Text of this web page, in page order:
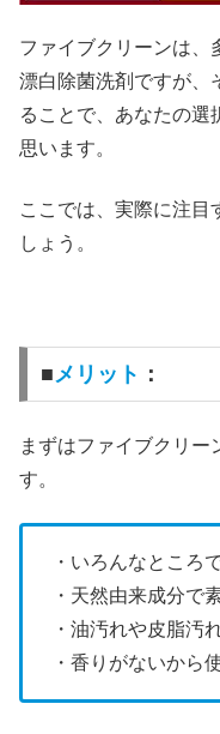
ファイブクリーンは、
漂白除菌洗剤ですが、
ることで、あなたの選
思います。
ここでは、実際に注目
しょう。
■メリット ：
まずはファイブクリー
す。
・いろんなところ
・天然由来成分で
・油汚れや皮脂汚
・香りがないから